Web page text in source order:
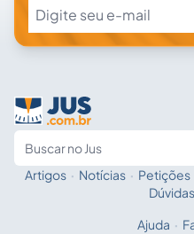
Fale
Artigos · Notícias · Petições
Dúvidas
Ajuda ·